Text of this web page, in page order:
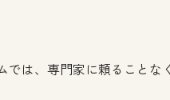
は、専門家に頼ることな